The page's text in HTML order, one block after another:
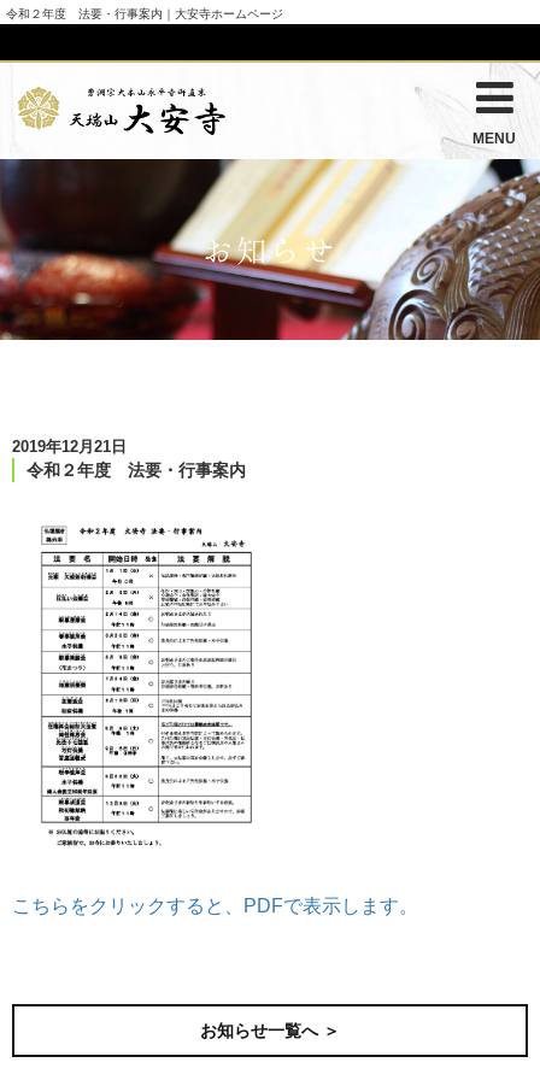
令和２年度 法要・行事案内｜大安寺ホームページ
MENU
お知らせ
2019年12月21日
令和２年度 法要・行事案内
こちらをクリックすると、PDFで表示します。
お知らせ一覧へ ＞